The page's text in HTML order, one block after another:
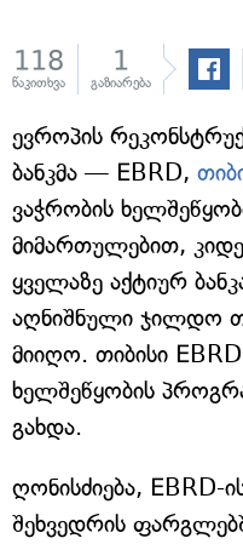
118
წაკითხვა
1
გაზიარება
ევროპის
ბანკმა — EBRD,
ვაჭრობის
მიმართულებით,
ყველაზე აქტიურ
აღნიშნული ჯილდო
მიიღო. თიბისი
ხელშეწყობის
გახდა.
ღონისძიება,
შეხვედრის